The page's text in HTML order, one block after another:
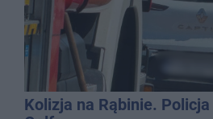
Kolizja na Rąbinie.